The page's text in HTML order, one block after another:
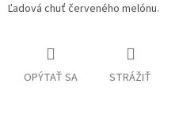
Ľadová chuť červeného melónu.
OPÝTAŤ SA STRÁŽIŤ